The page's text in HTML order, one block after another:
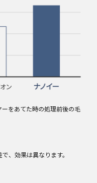
をあてた時の処理前後の毛
、効果は異なります。